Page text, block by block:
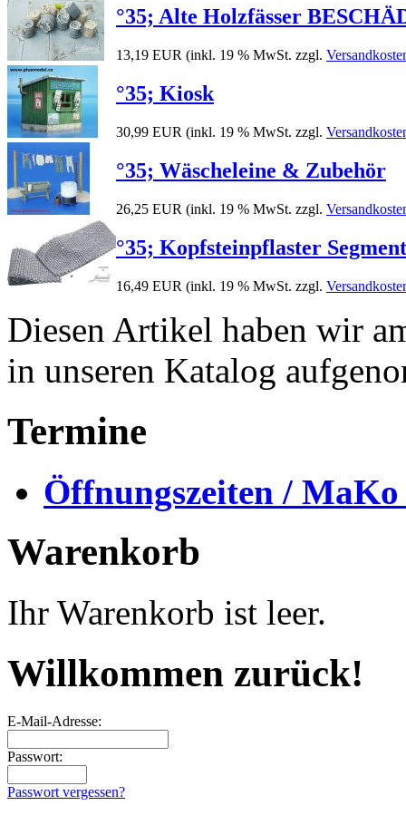
°35; Alte Holzfässer
13,19 EUR (inkl. 19 % MwSt. zzgl.
°35; Kiosk
30,99 EUR (inkl. 19 % MwSt. zzgl.
°35; Wäscheleine & Zubehör
26,25 EUR (inkl. 19 % MwSt. zzgl.
°35; Kopfsteinpflaster Segment
16,49 EUR (inkl. 19 % MwSt. zzgl.
Diesen Artikel haben wir
in unseren Katalog
Termine
Öffnungszeiten /
Warenkorb
Ihr Warenkorb ist leer.
Willkommen zurück!
E-Mail-Adresse:
Passwort:
Passwort vergessen?